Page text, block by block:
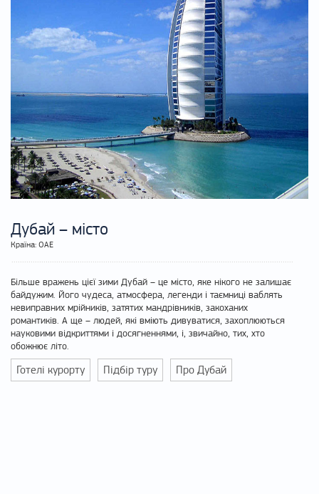
Дубай – місто
Країна: ОАЕ
Більше вражень цієї зими Дубай – це місто, яке нікого не залишає
байдужим. Його чудеса, атмосфера, легенди і таємниці ваблять
невиправних мрійників, затятих мандрівників, закоханих
романтиків. А ще – людей, які вміють дивуватися, захоплюються
науковими відкриттями і досягненнями, і, звичайно, тих, хто
обожнює літо.
Готелі курорту Підбір туру Про Дубай